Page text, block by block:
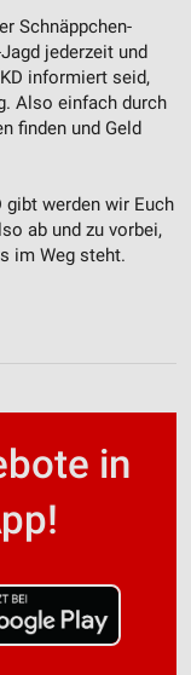
Schnäppchen-
jederzeit und
informiert seid,
Also einfach durch
finden und Geld
gibt werden wir Euch
ab und zu vorbei,
im Weg steht.
in